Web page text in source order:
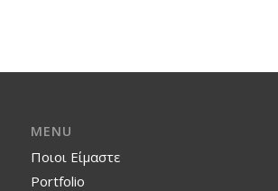
MENU
Ποιοι Είμαστε
Portfolio